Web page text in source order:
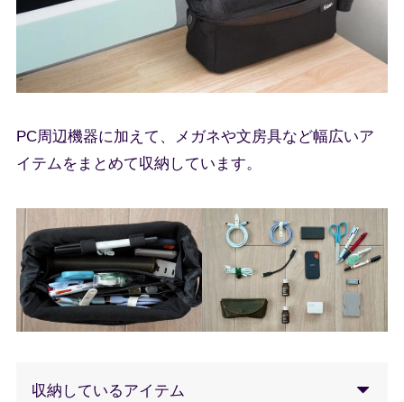
PC周辺機器に加えて、メガネや文房具など幅広いア
イテムをまとめて収納しています。
収納しているアイテム